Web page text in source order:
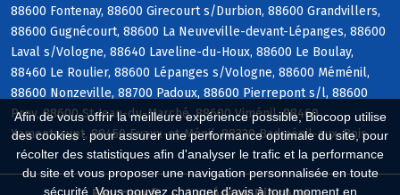
Afin de vous offrir la meilleure expérience possible, Biocoop utilise
des cookies : pour assurer une performance optimale du site, pour
récolter des statistiques afin d'analyser le trafic et la performance
du site et vous proposer une navigation personnalisée en toute
sécurité. Vous pouvez changer d'avis à tout moment en
88600 Fontenay, 88600 Girecourt s/Durbion, 88600 Grandvillers,
88600 Gugnécourt, 88600 La Neuveville-devant-Lépanges, 88600
Laval s/Vologne, 88640 Laveline-du-Houx, 88600 Le Boulay,
88460 Le Roulier, 88600 Lépanges s/Vologne, 88600 Méménil,
88600 Nonzeville, 88700 Padoux, 88600 Pierrepont s/l, 88600
Prey, 88600 St-Jean-du-Marché, 88600 Viménil, 88460
Xamontarupt, 88450 Evaux-et-Ménil, 88330 Badménil-aux-Bois